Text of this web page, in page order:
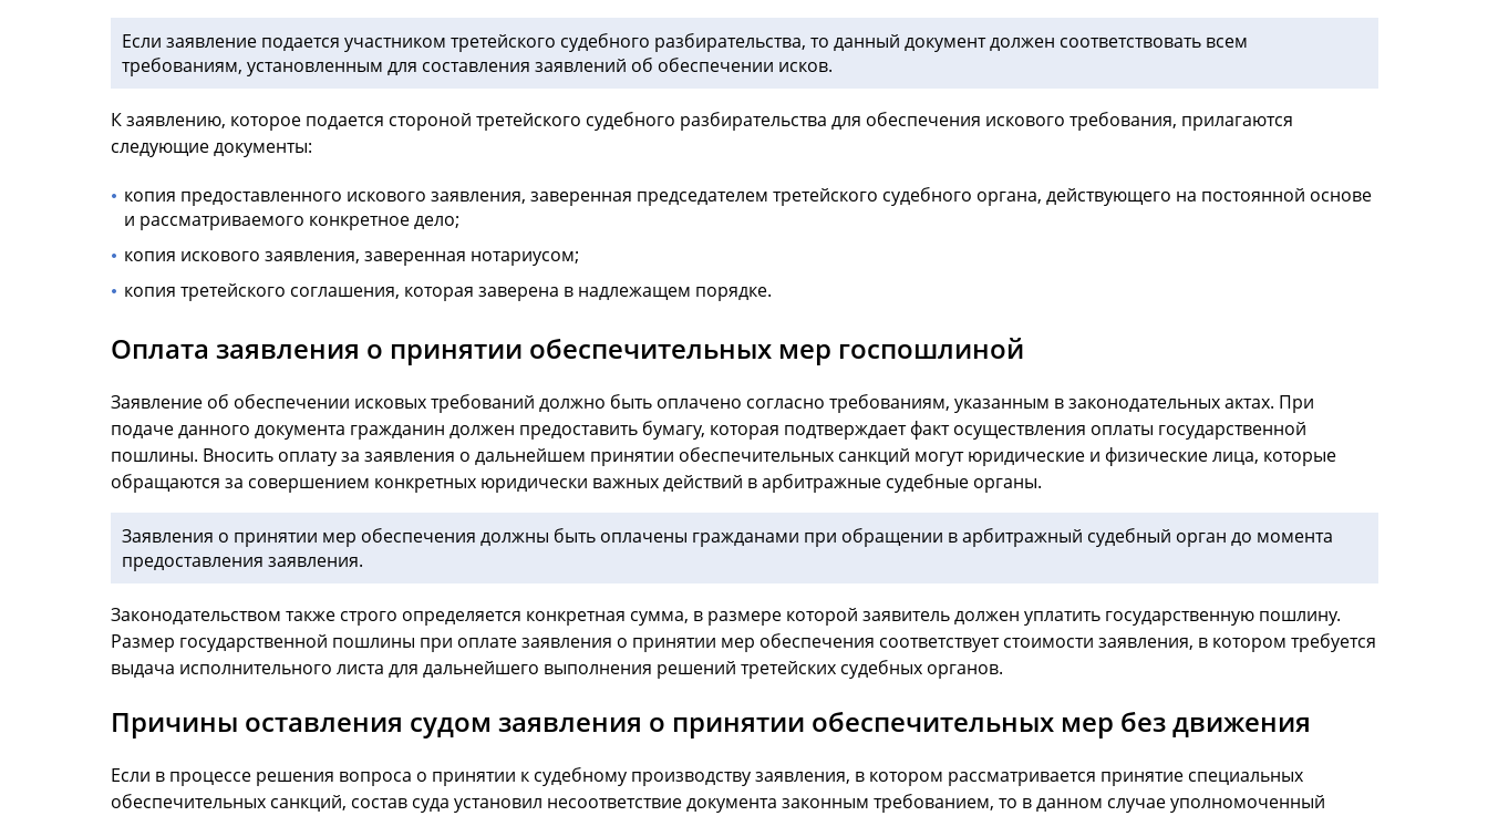
Если заявление подается участником третейского судебного разбирательства, то данный документ должен соответствовать всем
требованиям, установленным для составления заявлений об обеспечении исков.
К заявлению, которое подается стороной третейского судебного разбирательства для обеспечения искового требования, прилагаются
следующие документы:
копия предоставленного искового заявления, заверенная председателем третейского судебного органа, действующего на постоянной основе
и рассматриваемого конкретное дело;
копия искового заявления, заверенная нотариусом;
копия третейского соглашения, которая заверена в надлежащем порядке.
Оплата заявления о принятии обеспечительных мер госпошлиной
Заявление об обеспечении исковых требований должно быть оплачено согласно требованиям, указанным в законодательных актах. При
подаче данного документа гражданин должен предоставить бумагу, которая подтверждает факт осуществления оплаты государственной
пошлины. Вносить оплату за заявления о дальнейшем принятии обеспечительных санкций могут юридические и физические лица, которые
обращаются за совершением конкретных юридически важных действий в арбитражные судебные органы.
Заявления о принятии мер обеспечения должны быть оплачены гражданами при обращении в арбитражный судебный орган до момента
предоставления заявления.
Законодательством также строго определяется конкретная сумма, в размере которой заявитель должен уплатить государственную пошлину.
Размер государственной пошлины при оплате заявления о принятии мер обеспечения соответствует стоимости заявления, в котором требуется
выдача исполнительного листа для дальнейшего выполнения решений третейских судебных органов.
Причины оставления судом заявления о принятии обеспечительных мер без движения
Если в процессе решения вопроса о принятии к судебному производству заявления, в котором рассматривается принятие специальных
обеспечительных санкций, состав суда установил несоответствие документа законным требованием, то в данном случае уполномоченный